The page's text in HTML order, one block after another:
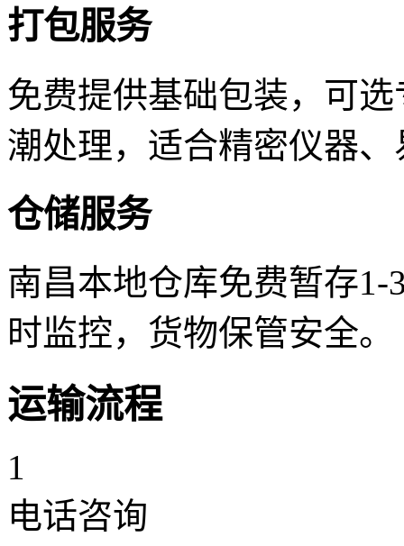
打包服务
免费提供基础包装，可
潮处理，适合精密仪器
仓储服务
南昌本地仓库免费暂存
时监控，货物保管安全。
运输流程
1
电话咨询